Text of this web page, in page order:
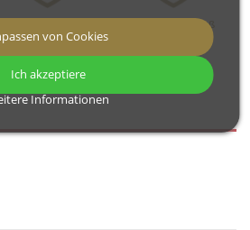
seit 2013
Spiegel nach Maß
Informationen
von Cookies
Ich akzeptiere